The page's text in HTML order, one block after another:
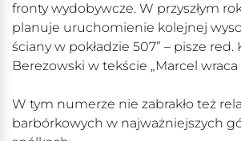
fronty wydobywcze. W przyszłym
planuje uruchomienie kolejnej
ściany w pokładzie 507” – pisze red.
Berezowski w tekście „Marcel
W tym numerze nie zabrakło też
barbórkowych w najważniejszych